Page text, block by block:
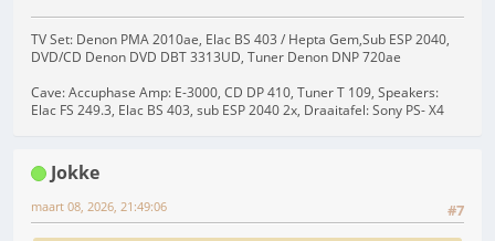
TV Set: Denon PMA 2010ae, Elac BS 403 / Hepta Gem,Sub ESP 2040,
DVD/CD Denon DVD DBT 3313UD, Tuner Denon DNP 720ae
Cave: Accuphase Amp: E-3000, CD DP 410, Tuner T 109, Speakers:
Elac FS 249.3, Elac BS 403, sub ESP 2040 2x, Draaitafel: Sony PS- X4
Jokke
#7
maart 08, 2026, 21:49:06